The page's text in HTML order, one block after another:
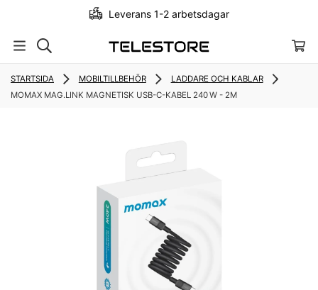
Leverans 1-2 arbetsdagar
STARTSIDA MOBILTILLBEHÖR
LADDARE OCH KABLAR
MOMAX MAG.LINK MAGNETISK USB-C-KABEL 240 W - 2M